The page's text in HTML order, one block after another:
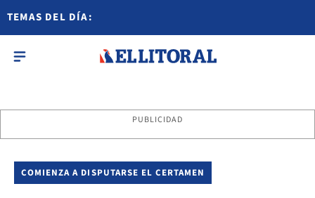
TEMAS DEL DÍA:
PUBLICIDAD
COMIENZA A DISPUTARSE EL CERTAMEN